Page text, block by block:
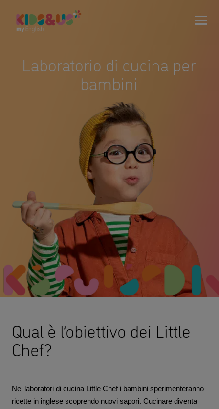
Laboratorio di cucina per
bambini
Qual è l’obiettivo dei Little
Chef?
Nei laboratori di cucina Little Chef i bambini sperimenteranno
ricette in inglese scoprendo nuovi sapori. Cucinare diventa